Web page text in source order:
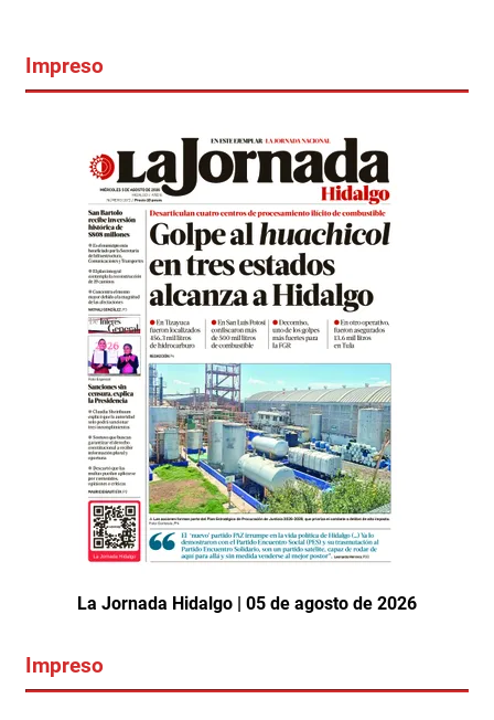
Impreso
La Jornada Hidalgo | 05 de agosto de 2026
Impreso